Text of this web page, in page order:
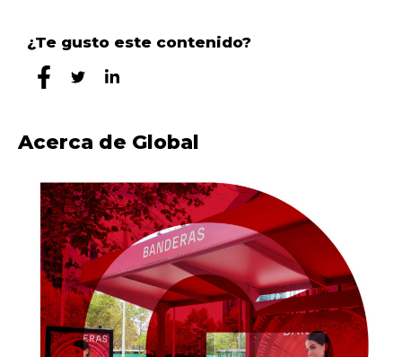
¿Te gusto este contenido?
Acerca de Global